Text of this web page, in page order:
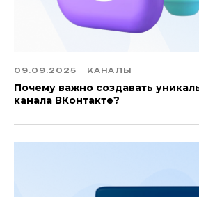
09.09.2025 КАНАЛЫ
Почему важно создавать
канала ВКонтакте?